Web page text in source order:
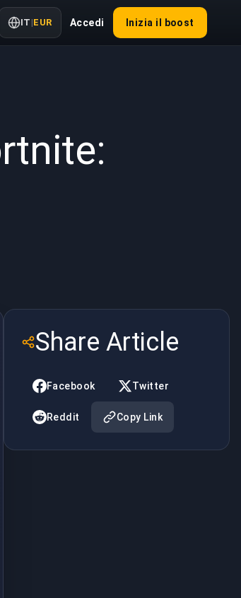
IT |EUR Accedi Inizia il boost
Share Article
Facebook Twitter
Reddit Copy Link